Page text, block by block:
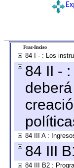
Frac-Inciso
84 I - : Los
84 II -
84 III A :
84 III
84 III B2 :